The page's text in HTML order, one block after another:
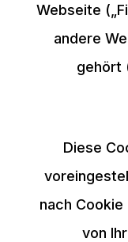
Webseite
andere
gehört
Diese
nach
von